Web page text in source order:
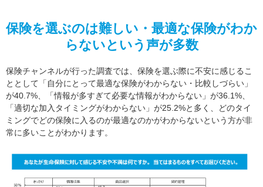
保険を選ぶのは難しい・最適な保険がわか
らないという声が多数
保険チャンネルが行った調査では、保険を選ぶ際に不安に感じるこ
ととして「自分にとって最適な保険がわからない・比較しづらい」
が40.7%、「情報が多すぎて必要な情報がわからない」が36.1%、
「適切な加入タイミングがわからない」が25.2%と多く、どのタイ
ミングでどの保険に入るのが最適なのかがわからないという方が非
常に多いことがわかります。